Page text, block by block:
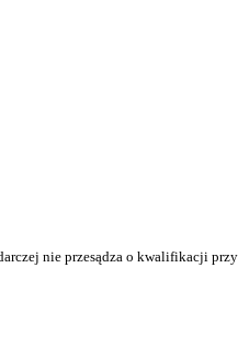
nie przesądza o kwalifikacji